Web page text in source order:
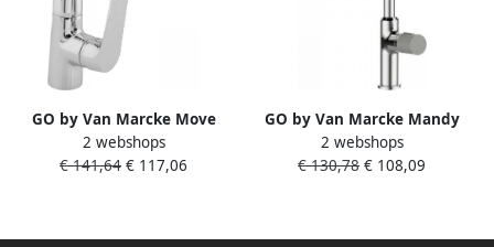
GO by Van Marcke Move
keukenmengkraan
eengreeps mobiele bek
bevestigingsset chroom
2 webshops
€ 141,64 € 117,06
GO by Van Marcke Mandy
keukenmengkraan met
beweegbare uitloop
2 webshops
€ 130,78 € 108,09